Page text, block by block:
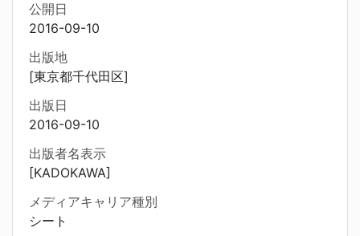
公開日
2016-09-10
出版地
[東京都千代田区]
出版日
2016-09-10
出版者名表示
[KADOKAWA]
メディアキャリア種別
シート